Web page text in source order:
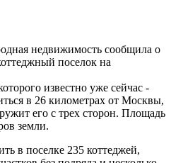
недвижимость сообщила о
поселок на
известно уже сейчас -
в 26 километрах от Москвы,
его с трех сторон. Площадь
земли.
в поселке 235 коттеджей,